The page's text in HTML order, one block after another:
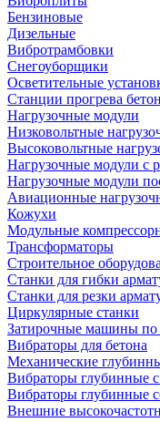
Бензиновые
Дизельные
Вибротрамбовки
Снегоуборщики
Осветительные
Станции прогрева
Нагрузочные модули
Низковольтные
Высоковольтные
Нагрузочные модули с
Нагрузочные модули
Авиационные
Кожухи
Модульные
Трансформаторы
Строительное
Станки для гибки
Станки для резки
Циркулярные станки
Затирочные машины по
Вибраторы для бетона
Механические
Вибраторы глубинные
Вибраторы глубинные
Внешние